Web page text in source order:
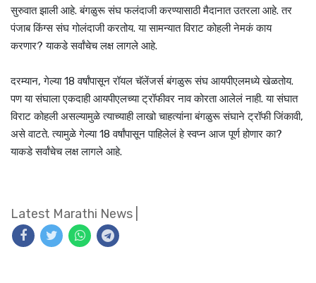
सुरुवात झाली आहे. बंगळुरू संघ फलंदाजी करण्यासाठी मैदानात उतरला आहे. तर
पंजाब किंग्स संघ गोलंदाजी करतोय. या सामन्यात विराट कोहली नेमकं काय
करणार? याकडे सर्वांचेच लक्ष लागले आहे.
दरम्यान, गेल्या 18 वर्षांपासून रॉयल चॅलेंजर्स बंगळुरू संघ आयपीएलमध्ये खेळतोय.
पण या संघाला एकदाही आयपीएलच्या ट्रॉफीवर नाव कोरता आलेलं नाही. या संघात
विराट कोहली असल्यामुळे त्याच्याही लाखो चाहत्यांना बंगळुरू संघाने ट्रॉफी जिंकावी,
असे वाटते. त्यामुळे गेल्या 18 वर्षांपासून पाहिलेलं हे स्वप्न आज पूर्ण होणार का?
याकडे सर्वांचेच लक्ष लागले आहे.
Latest Marathi News